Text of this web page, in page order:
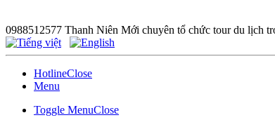
0988512577 Thanh Niên Mới chuyên tổ chức tour du lịch
HotlineClose
Menu
Toggle MenuClose